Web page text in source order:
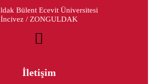
Bülent Ecevit Üniversitesi
İncivez / ZONGULDAK
İletişim